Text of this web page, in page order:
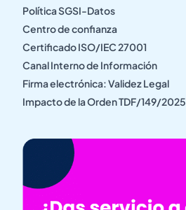
Política SGSI-Datos
Centro de confianza
Certificado ISO/IEC 27001
Canal Interno de Información
Firma electrónica: Validez Legal
Impacto de la Orden TDF/149/2025